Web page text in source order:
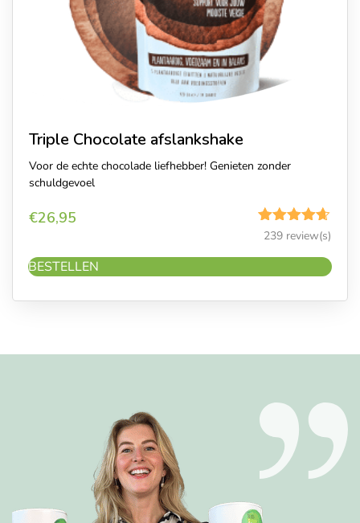
Triple Chocolate afslankshake
Voor de echte chocolade liefhebber! Genieten zonder
schuldgevoel
€26,95
Gewaardeerd
4.62
uit 5
239 review(s)
BESTELLEN